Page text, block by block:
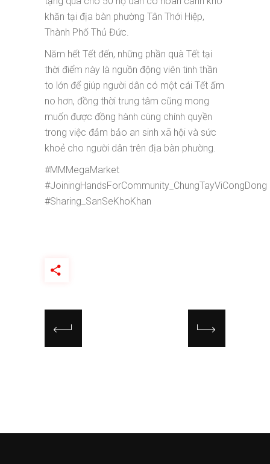
khăn tại địa bàn phường Tân Thới Hiệp,
Thành Phố Thủ Đức.
Năm hết Tết đến, những phần quà Tết tại
thời điểm này là nguồn động viên tinh thần
to lớn để giúp người dân có một cái Tết ấm
no hơn, đồng thời trung tâm cũng mong
muốn được đồng hành cùng chính quyền
trong việc đảm bảo an sinh xã hội và sức
khoẻ cho người dân trên địa bàn phường.
#MMMegaMarket
#JoiningHandsForCommunity_ChungTayViCongDong
#Sharing_SanSeKhoKhan